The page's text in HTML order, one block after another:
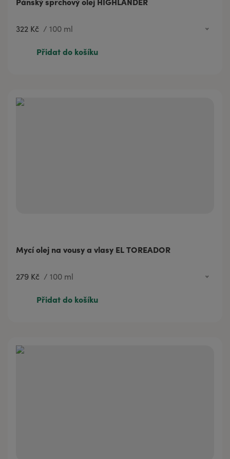
322 Kč / 100 ml
322 Kč
100 ml
Přidat do košíku
Mycí olej na vousy a vlasy EL TOREADOR
279 Kč / 100 ml
Přidat do košíku